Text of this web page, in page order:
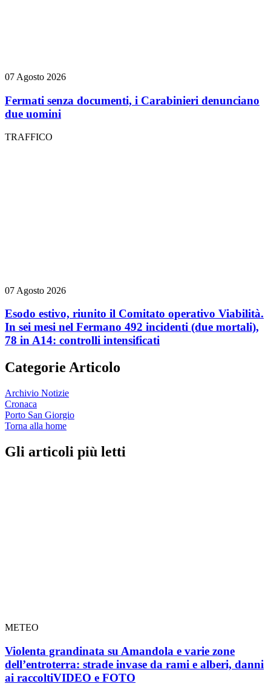
07 Agosto 2026
Fermati senza documenti, i Carabinieri denunciano
due uomini
TRAFFICO
07 Agosto 2026
Esodo estivo, riunito il Comitato operativo Viabilità.
In sei mesi nel Fermano 492 incidenti (due mortali),
78 in A14: controlli intensificati
Categorie Articolo
Archivio Notizie
Cronaca
Porto San Giorgio
Torna alla home
Gli articoli più letti
METEO
Violenta grandinata su Amandola e varie zone
dell’entroterra: strade invase da rami e alberi, danni
ai raccoltiVIDEO e FOTO